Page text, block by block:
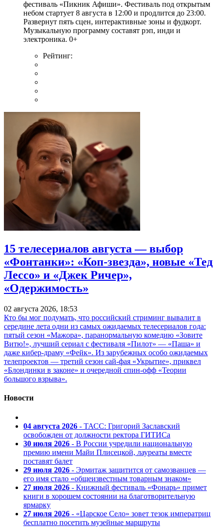
фестиваль «Пикник Афиши». Фестиваль под открытым
небом стартует 8 августа в 12:00 и продлится до 23:00.
Развернут пять сцен, интерактивные зоны и фудкорт.
Музыкальную программу составят рэп, инди и
электроника. 0+
Рейтинг:
15 телесериалов августа — выбор
«Фонтанки»: «Коп-звезда», новые «Тед
Лессо» и «Джек Ричер»,
«Одержимость»
02 августа 2026, 18:53
Кто бы мог подумать, что российский стриминг вывалит в
середине лета одни из самых ожидаемых телесериалов года:
пятый сезон «Мажора», паранормальную комедию «Зовите
Витю!», лучший сериал с фестиваля «Пилот» — «Паша» и
даже кибер-драму «Фейк». Из зарубежных особо ожидаемых
телепроектов — третий сезон сай-фая «Укрытие», приквел
«Блондинки в законе» и очередной спин-офф «Теории
большого взрыва».
Новости
04 августа 2026 - ТАСС: Григорий Заславский
освобожден от должности ректора ГИТИСа
30 июля 2026 - В России учредили национальную
премию имени Майи Плисецкой, лауреаты вместе
поставят балет
29 июля 2026 - Эрмитаж защитится от самозванцев —
его имя стало «общеизвестным товарным знаком»
27 июля 2026 - Книжный фестиваль «Фонарь» примет
книги в хорошем состоянии на благотворительную
ярмарку
27 июля 2026 - «Царское Село» зовет тезок императриц
бесплатно посетить музейные маршруты